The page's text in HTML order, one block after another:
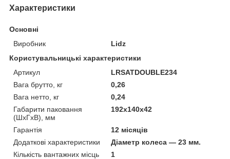
Характеристики
Основні
Виробник
Lidz
Користувальницькі характеристики
Артикул
LRSATDOUBLE234
Вага брутто, кг
0,26
Вага нетто, кг
0,24
Габарити паковання
(ШхГхВ), мм
192х140х42
Гарантія
12 місяців
Додаткові характеристики
Діаметр колеса — 23 мм.
Кількість вантажних місць
1